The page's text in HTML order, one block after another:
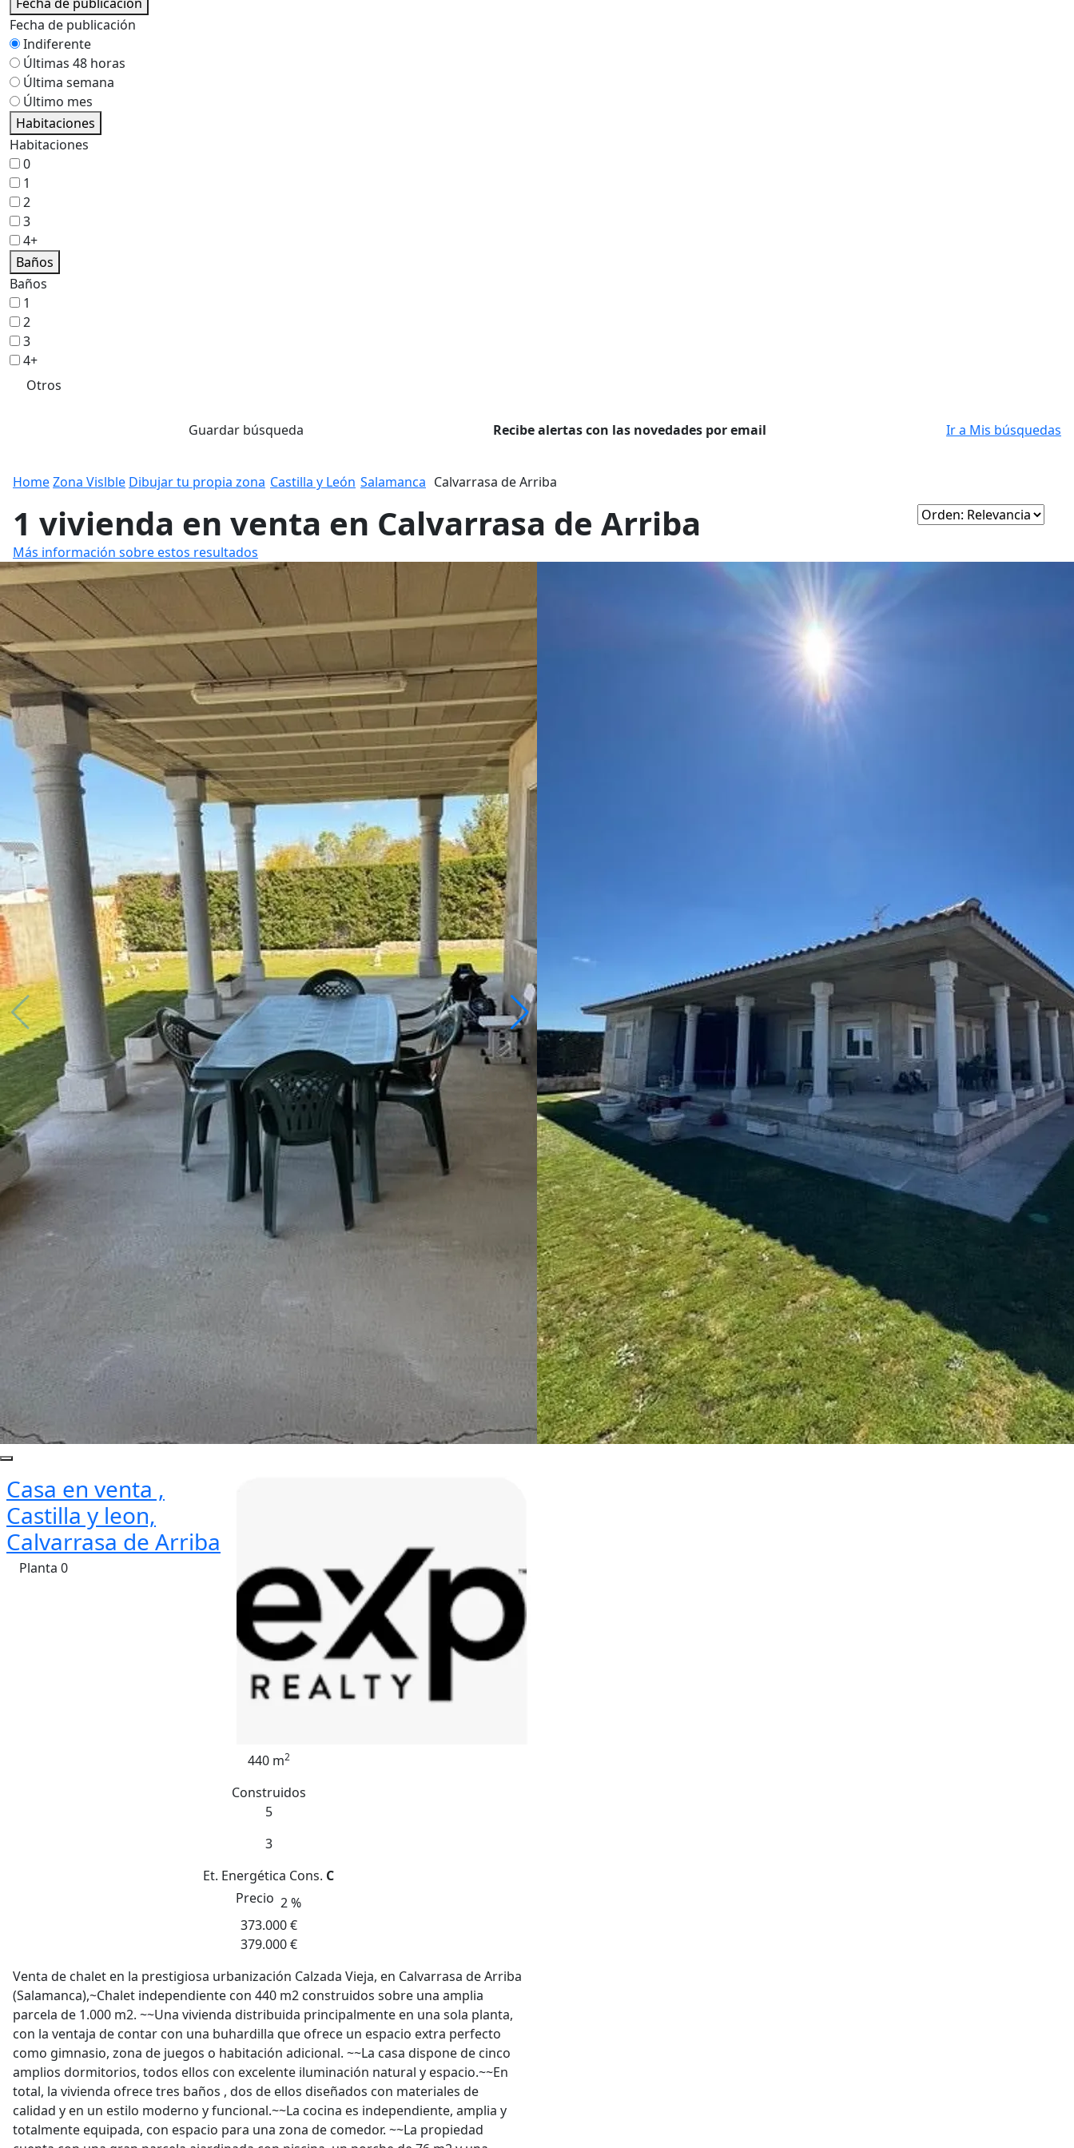
Fecha de publicación
Indiferente
Últimas 48 horas
Última semana
Último mes
Habitaciones
Habitaciones
0
1
2
3
4+
Baños
Baños
1
2
3
4+
Otros
Guardar búsqueda Recibe alertas con las novedades por email Ir a Mis búsquedas
HomeZona Vislble Dibujar tu propia zona Castilla y León Salamanca Calvarrasa de Arriba
1 vivienda en venta en Calvarrasa de Arriba
Más información sobre estos resultados
Casa en venta ,
Castilla y leon,
Calvarrasa de Arriba
Planta 0
440 m2
Construidos
5
3
Et. Energética Cons. C
Precio 2 %
373.000 €
379.000 €
Venta de chalet en la prestigiosa urbanización Calzada Vieja, en Calvarrasa de Arriba
(Salamanca),~Chalet independiente con 440 m2 construidos sobre una amplia
parcela de 1.000 m2. ~~Una vivienda distribuida principalmente en una sola planta,
con la ventaja de contar con una buhardilla que ofrece un espacio extra perfecto
como gimnasio, zona de juegos o habitación adicional. ~~La casa dispone de cinco
amplios dormitorios, todos ellos con excelente iluminación natural y espacio.~~En
total, la vivienda ofrece tres baños , dos de ellos diseñados con materiales de
calidad y en un estilo moderno y funcional.~~La cocina es independiente, amplia y
totalmente equipada, con espacio para una zona de comedor. ~~La propiedad